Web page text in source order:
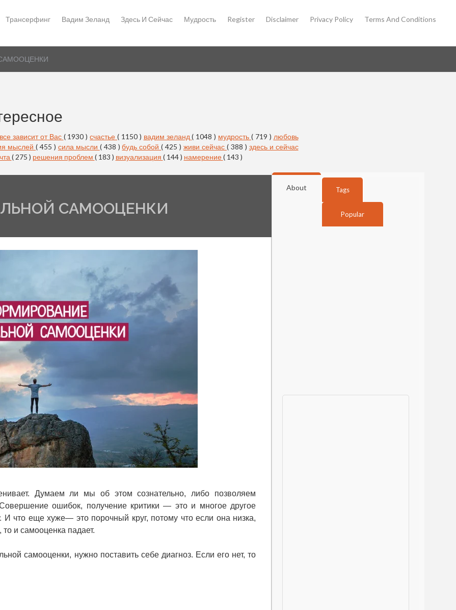
Трансерфинг Вадим Зеланд Здесь И Сейчас Мудрость Register Disclaimer Privacy Policy Terms And Conditions
все зависит от Вас ( 1930 )счастье ( 1150 ) вадим зеланд( 1048 ) мудрость ( 719 ) любовь
мыслей( 455 ) сила мысли ( 438 )будь собой( 425 )живи сейчас ( 388 ) здесь и сейчас
( 275 ) решения проблем ( 183 ) визуализация ( 144 ) намерение( 143 )
САМООЦЕНКИ
Думаем ли мы об этом сознательно, либо позволяем
ошибок, получение критики — это и многое другое
что еще хуже— это порочный круг, потому что если она низка,
и самооценка падает.
самооценки, нужно поставить себе диагноз. Если его нет, то
About Tags
Popular